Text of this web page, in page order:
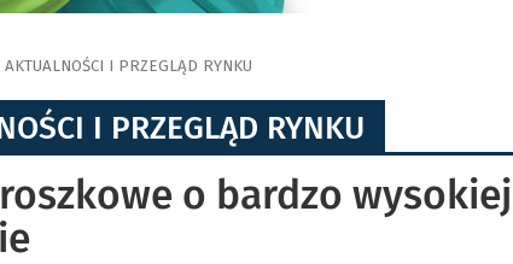
AKTUALNOŚCI I PRZEGLĄD RYNKU
I PRZEGLĄD RYNKU
o bardzo